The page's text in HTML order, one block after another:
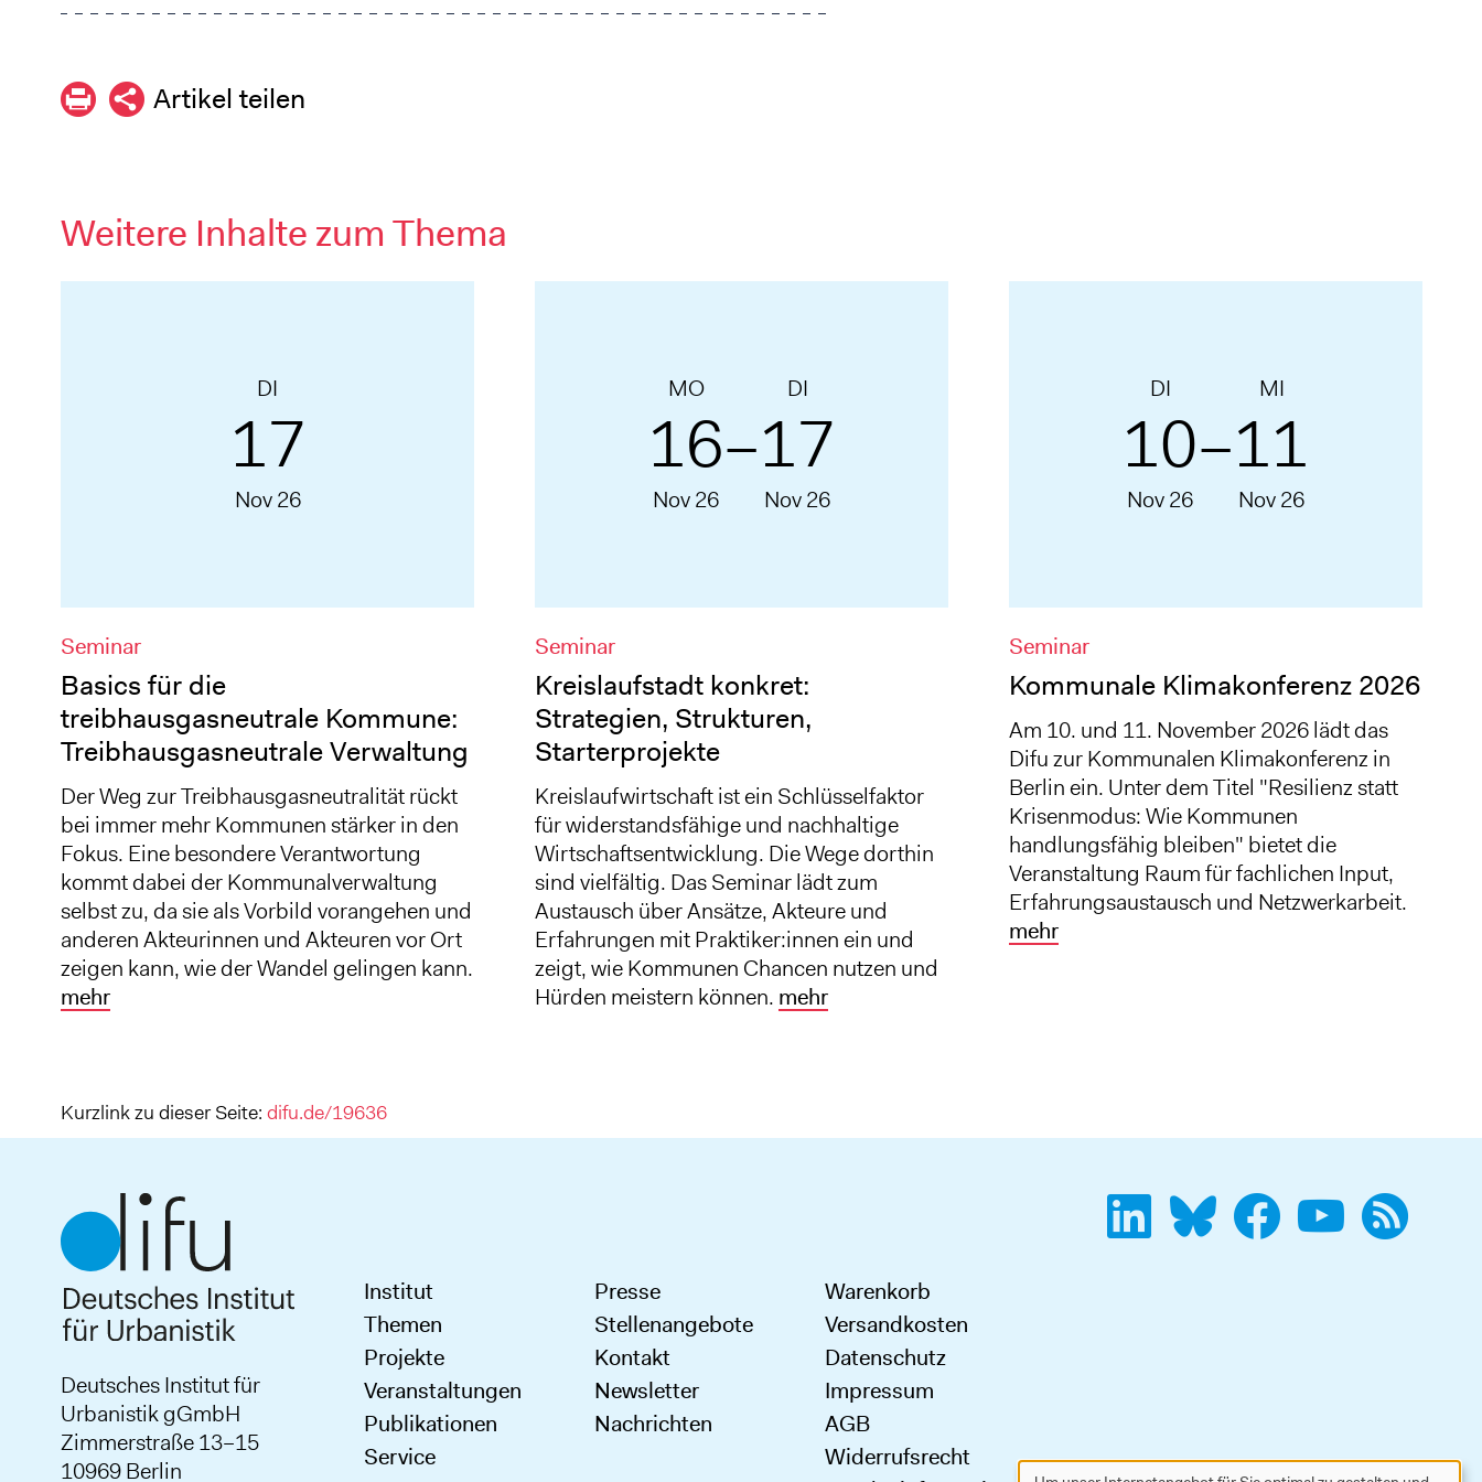
Artikel teilen
Weitere Inhalte zum Thema
DI
17
Nov 26
Seminar
Basics für die
treibhausgasneutrale Kommune:
Treibhausgasneutrale Verwaltung
Der Weg zur Treibhausgasneutralität rückt
bei immer mehr Kommunen stärker in den
Fokus. Eine besondere Verantwortung
kommt dabei der Kommunalverwaltung
selbst zu, da sie als Vorbild vorangehen und
anderen Akteurinnen und Akteuren vor Ort
zeigen kann, wie der Wandel gelingen kann.
mehr
MO
16
Nov 26
–
DI
17
Nov 26
Seminar
Kreislaufstadt konkret:
Strategien, Strukturen,
Starterprojekte
Kreislaufwirtschaft ist ein Schlüsselfaktor
für widerstandsfähige und nachhaltige
Wirtschaftsentwicklung. Die Wege dorthin
sind vielfältig. Das Seminar lädt zum
Austausch über Ansätze, Akteure und
Erfahrungen mit Praktiker:innen ein und
zeigt, wie Kommunen Chancen nutzen und
Hürden meistern können. mehr
DI
10
Nov 26
–
MI
11
Nov 26
Seminar
Kommunale Klimakonferenz 2026
Am 10. und 11. November 2026 lädt das
Difu zur Kommunalen Klimakonferenz in
Berlin ein. Unter dem Titel "Resilienz statt
Krisenmodus: Wie Kommunen
handlungsfähig bleiben" bietet die
Veranstaltung Raum für fachlichen Input,
Erfahrungsaustausch und Netzwerkarbeit.
mehr
Kurzlink zu dieser Seite: difu.de/19636
Institut
Themen
Projekte
Veranstaltungen
Publikationen
Service
Presse
Stellenangebote
Kontakt
Newsletter
Nachrichten
Warenkorb
Versandkosten
Datenschutz
Impressum
AGB
Widerrufsrecht
Deutsches Institut für
Urbanistik gGmbH
Zimmerstraße 13–15
10969 Berlin